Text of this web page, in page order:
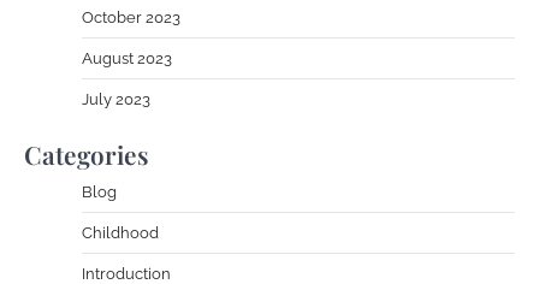
October 2023
August 2023
July 2023
Categories
Blog
Childhood
Introduction